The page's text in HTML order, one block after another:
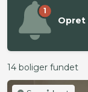
1
Opret
14 boliger fundet